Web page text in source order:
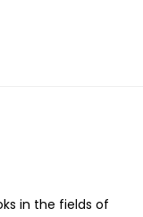
in the fields of